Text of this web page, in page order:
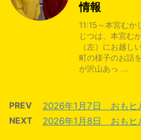
情報
11:15～本宮む
じつは、本宮む
（左）にお越し
町の様子のお話
が沢山あっ ...
PREV 2026年1月7日 おも
NEXT 2026年1月8日 おも